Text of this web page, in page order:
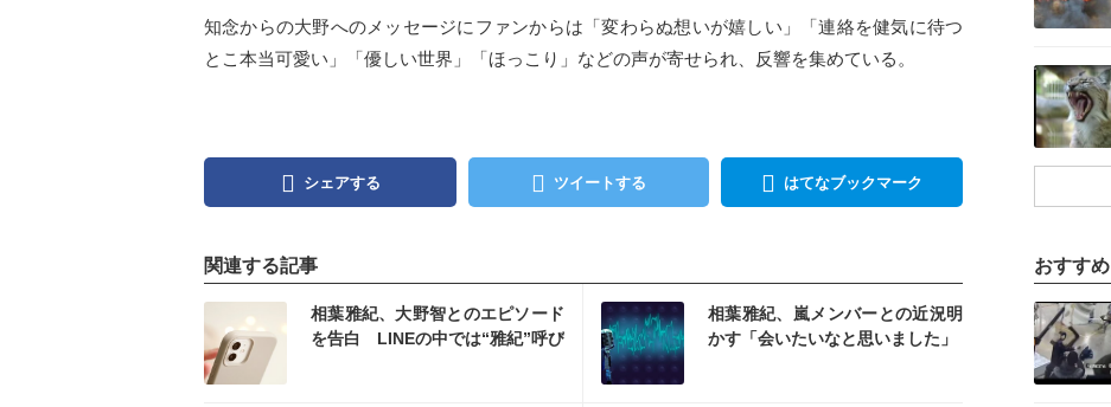
知念からの大野へのメッセージにファンからは「変わらぬ想いが嬉しい」「連絡を健気に待つ
とこ本当可愛い」「優しい世界」「ほっこり」などの声が寄せられ、反響を集めている。
シェアする ツイートする はてなブックマーク
関連する記事
相葉雅紀、大野智とのエピソード
を告白 LINEの中では“雅紀”呼び
相葉雅紀、嵐メンバーとの近況明
かす「会いたいなと思いました」
おすすめ